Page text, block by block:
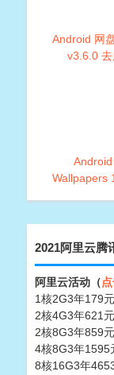
Android 网
v3.6.0
Wallpapers
2021阿里云腾
阿里云活动（
1核2G3年179元
2核4G3年621元
2核8G3年859元
4核8G3年1595
8核16G3年